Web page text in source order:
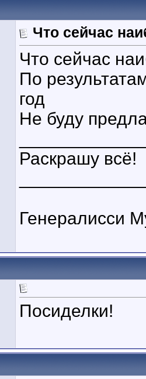
Что сейчас
Что сейчас
По
год
Не буду
Раскрашу всё!
Генералисси
Посиделки!